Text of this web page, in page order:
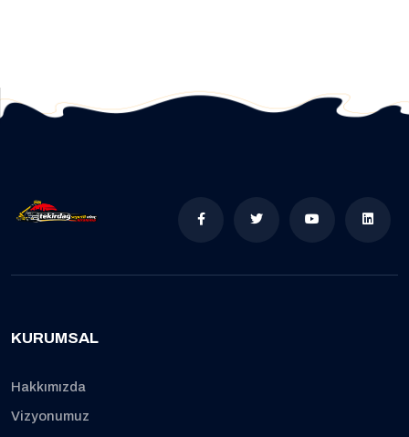
KURUMSAL
Hakkımızda
Vizyonumuz